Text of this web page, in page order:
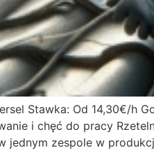
Stawka: Od 14,30€/h
i chęć do pracy
jednym zespole w